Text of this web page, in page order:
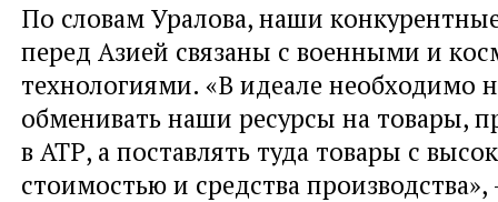
По словам Уралова, наши
перед Азией связаны с военными и
технологиями. «В идеале необходимо
обменивать наши ресурсы на товары,
в АТР, а поставлять туда товары с
стоимостью и средства